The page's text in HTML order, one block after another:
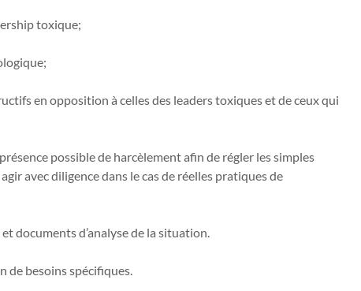
toxique;
en opposition à celles des leaders toxiques et de ceux qui
possible de harcèlement afin de régler les simples
avec diligence dans le cas de réelles pratiques de
documents d’analyse de la situation.
de besoins spécifiques.